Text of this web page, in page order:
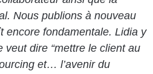
Nous publions à nouveau
encore fondamentale. Lidia y
dire “mettre le client au
et… l’avenir du